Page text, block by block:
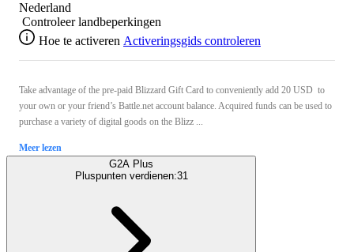
Nederland
Controleer landbeperkingen
Hoe te activeren Activeringsgids controleren
Take advantage of the pre-paid Blizzard Gift Card to conveniently add 20 USD to
your own or your friend’s Battle.net account balance. Acquired funds can be used to
purchase a variety of digital goods on the Blizz ...
Meer lezen
G2A Plus
Pluspunten verdienen:31